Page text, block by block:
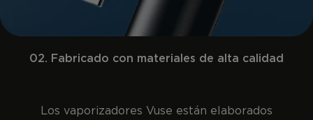
02. Fabricado con materiales de alta calidad
Los vaporizadores Vuse están elaborados